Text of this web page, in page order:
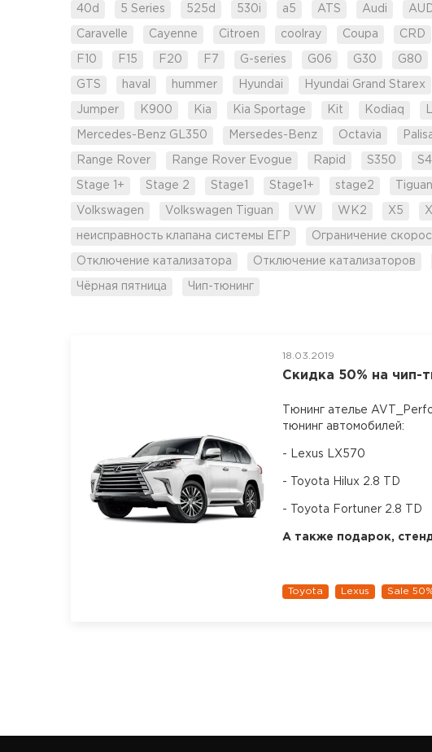
40d 5 Series 525d 530i a5 ATS Audi
Caravelle Cayenne Citroen coolray Coupa CRD
F10 F15 F20 F7 G-series G06 G30 G80
GTS haval hummer Hyundai Hyundai Grand Starex
Jumper K900 Kia Kia Sportage Kit Kodiaq
Mercedes-Benz GL350 Mersedes-Benz Octavia
Range Rover Range Rover Evogue Rapid S350
Stage 1+ Stage 2 Stage1 Stage1+ stage2 Tiguan
Volkswagen Volkswagen Tiguan VW WK2 X5
неисправность клапана системы ЕГР Ограничение
Отключение катализатора Отключение катализаторов
Чёрная пятница Чип-тюнинг
18.03.2019
Скидка 50% на чип-
Тюнинг ателье
тюнинг автомобилей:
- Lexus LX570
- Toyota Hilux 2.8 TD
- Toyota Fortuner 2.8 TD
А также подарок,
Toyota Lexus Sale